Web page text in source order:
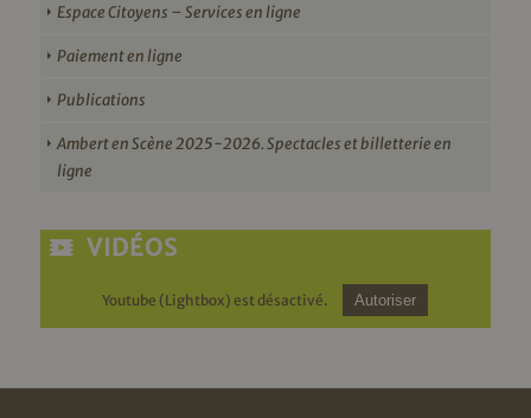
Espace Citoyens – Services en ligne
Paiement en ligne
Publications
Ambert en Scène 2025-2026. Spectacles et billetterie en
ligne
VIDÉOS
Youtube (Lightbox) est désactivé. Autoriser